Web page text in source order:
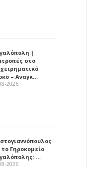
|
στο
– Αναγκ…
2026
το Γηροκομείο
…
2026